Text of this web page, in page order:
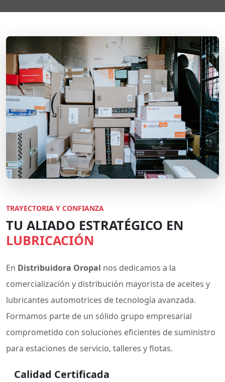
TRAYECTORIA Y CONFIANZA
TU ALIADO ESTRATÉGICO EN
LUBRICACIÓN
En Distribuidora Oropal nos dedicamos a la
comercialización y distribución mayorista de aceites y
lubricantes automotrices de tecnología avanzada.
Formamos parte de un sólido grupo empresarial
comprometido con soluciones eficientes de suministro
para estaciones de servicio, talleres y flotas.
Calidad Certificada